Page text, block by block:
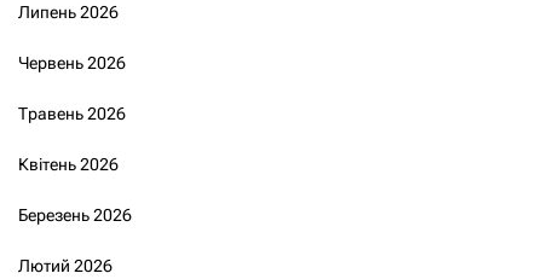
Липень 2026
Червень 2026
Травень 2026
Квітень 2026
Березень 2026
Лютий 2026